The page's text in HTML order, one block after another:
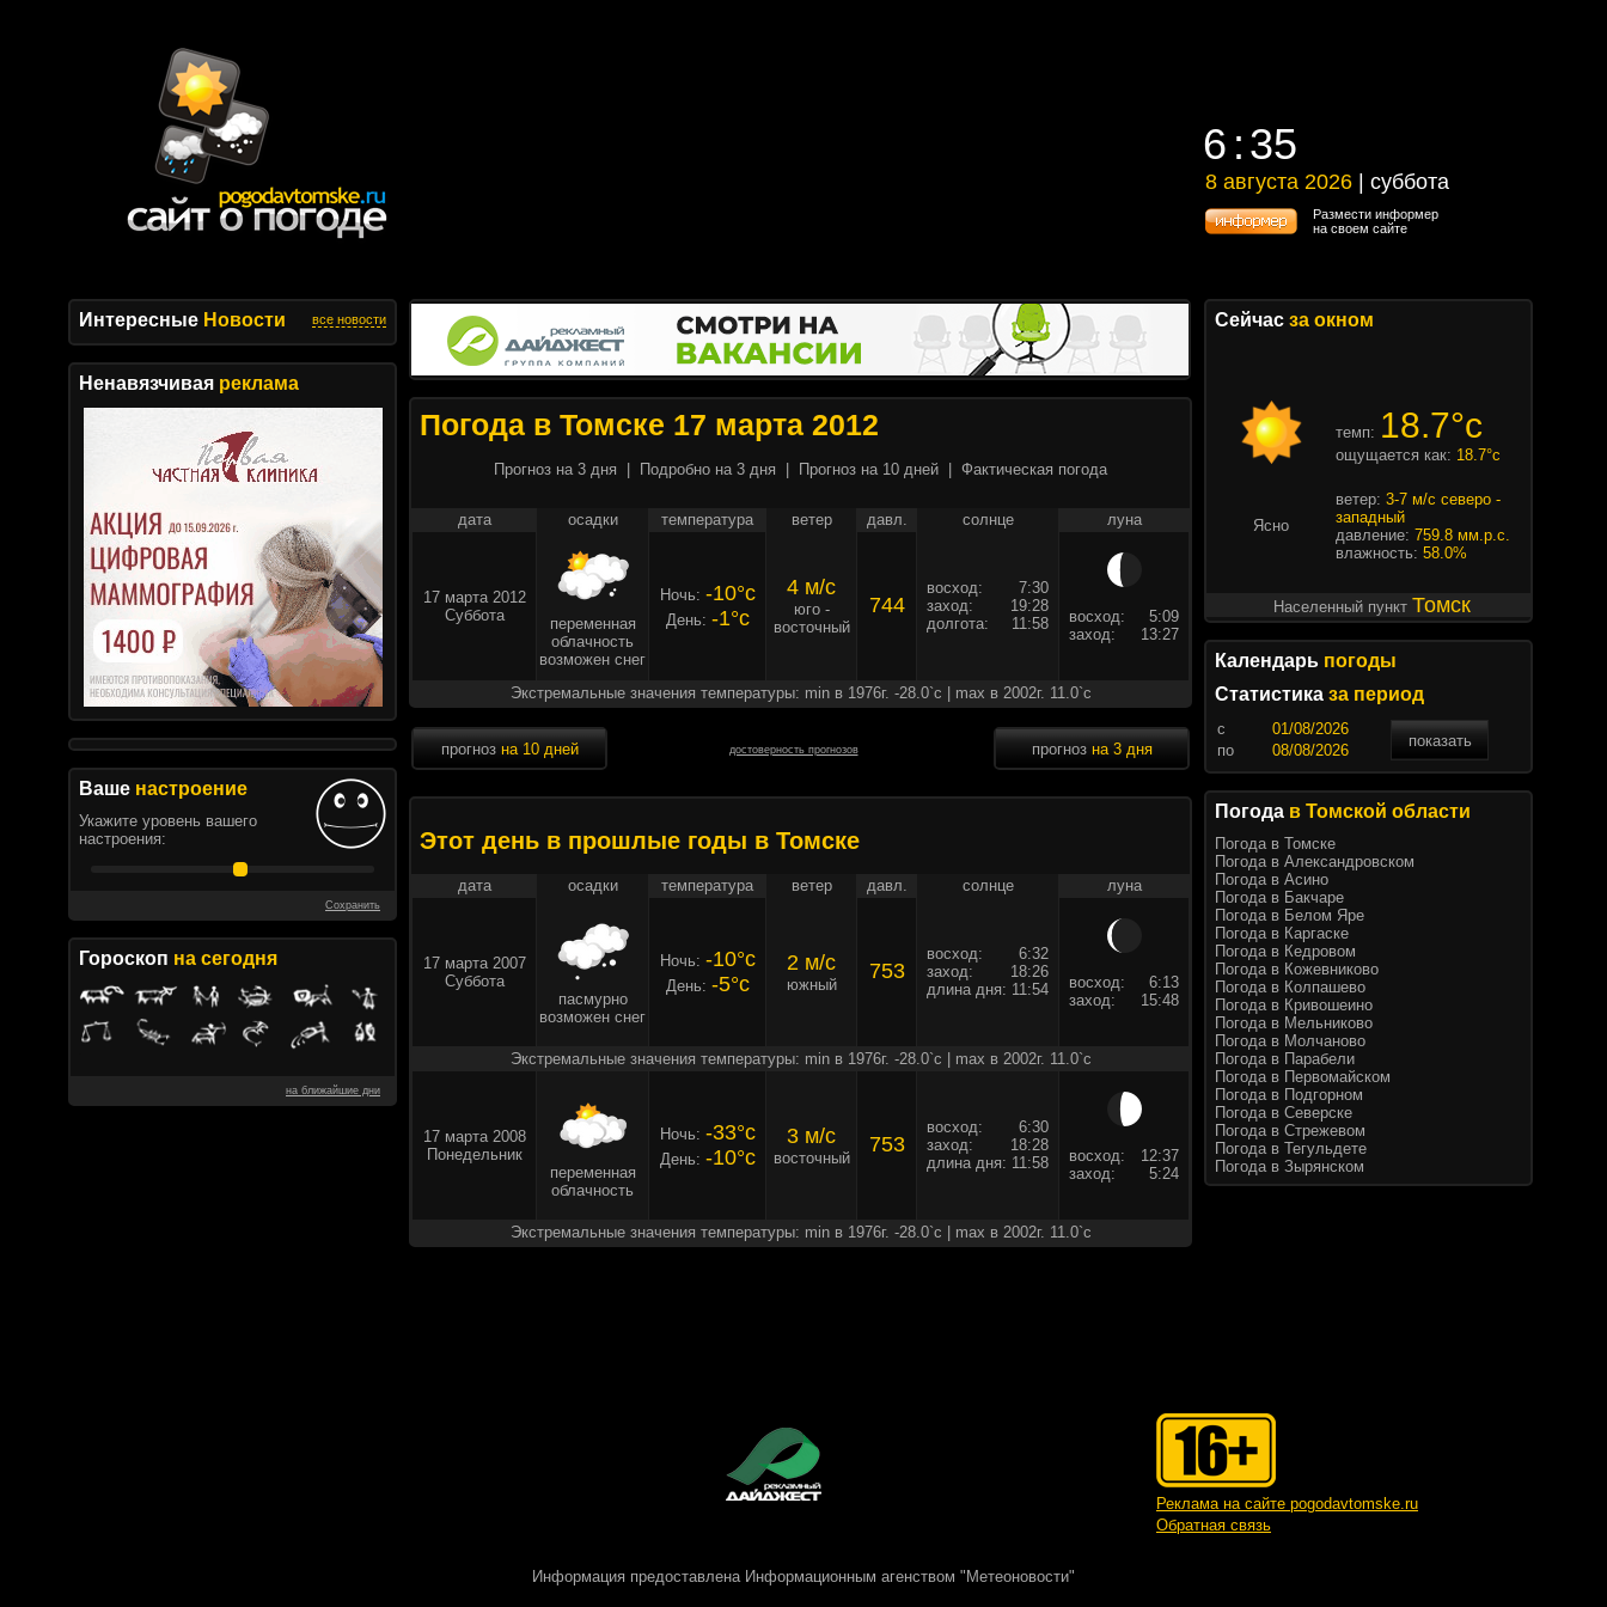
6 35
6 35
8 августа 2026 | суббота
8 августа 2026 | суббота
Размести информер
на своем сайте
Интересные Новости все новости
Ненавязчивая реклама
Ваше настроение
Укажите уровень вашего
настроения:
Сохранить
Гороскоп на сегодня
на ближайшие дни
Погода в Томске 17 марта 2012
Прогноз на 3 дня Подробно на 3 дня Прогноз на 10 дней Фактическая погода
дата осадки температура ветер давл. солнце луна
17 марта 2012
Суббота
переменная
облачность
возможен снег
Ночь: -10°c
День: -1°c
4 м/c
юго -
восточный
744
восход:
7:30
заход:
19:28
долгота:
11:58 восход:
5:09
заход:
13:27
Экстремальные значения температуры: min в 1976г. -28.0`c | max в 2002г. 11.0`c
прогноз на 10 дней достоверность прогнозов прогноз на 3 дня
Этот день в прошлые годы в Томске
дата осадки температура ветер давл. солнце луна
17 марта 2007
Суббота
пасмурно
возможен снег
Ночь: -10°c
День: -5°c
2 м/c
южный
753
восход:
6:32
заход:
18:26
длина дня: 11:54 восход:
6:13
заход:
15:48
Экстремальные значения температуры: min в 1976г. -28.0`c | max в 2002г. 11.0`c
17 марта 2008
Понедельник
переменная
облачность
Ночь: -33°c
День: -10°c
3 м/c
восточный
753
восход:
6:30
заход:
18:28
длина дня: 11:58 восход:
12:37
заход:
5:24
Экстремальные значения температуры: min в 1976г. -28.0`c | max в 2002г. 11.0`c
Сейчас за окном
темп: 18.7°c
ощущается как: 18.7°c
Ясно
ветер: 3-7 м/с северо -
западный
давление: 759.8 мм.р.с.
влажность: 58.0%
Населенный пункт Томск
Календарь погоды
Статистика за период
c
показать
по
Погода в Томской области
Погода в Томске
Погода в Александровском
Погода в Асино
Погода в Бакчаре
Погода в Белом Яре
Погода в Каргаске
Погода в Кедровом
Погода в Кожевниково
Погода в Колпашево
Погода в Кривошеино
Погода в Мельниково
Погода в Молчаново
Погода в Парабели
Погода в Первомайском
Погода в Подгорном
Погода в Северске
Погода в Стрежевом
Погода в Тегульдете
Погода в Зырянском
Реклама на сайте pogodavtomske.ru
Обратная связь
Информация предоставлена Информационным агенством "Метеоновости"